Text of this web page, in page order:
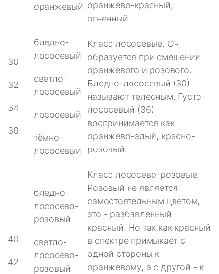
оранжевый оранжево-красный,
огненный
30
32
34
36
бледно-
лососевый
светло-
лососевый
лососевый
тёмно-
лососевый
Класс лососевые. Он
образуется при смешении
оранжевого и розового.
Бледно-лососевый (30)
называют телесным. Густо-
лососевый (36)
воспринимается как
оранжево-алый, красно-
розовый.
40
42
бледно-
лососево-
розовый
светло-
лососево-
розовый
Класс лососево-розовые.
Розовый не является
самостоятельным цветом,
это - разбавленный
красный. Но так как красный
в спектре примыкает с
одной стороны к
оранжевому, а с другой - к